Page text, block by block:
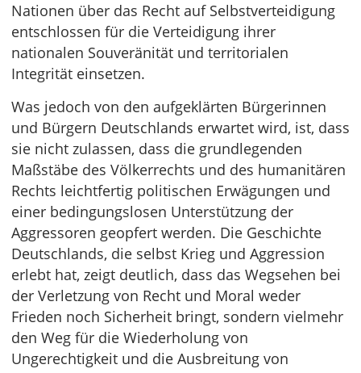
Nationen über das Recht auf Selbstverteidigung
entschlossen für die Verteidigung ihrer
nationalen Souveränität und territorialen
Integrität einsetzen.
Was jedoch von den aufgeklärten Bürgerinnen
und Bürgern Deutschlands erwartet wird, ist, dass
sie nicht zulassen, dass die grundlegenden
Maßstäbe des Völkerrechts und des humanitären
Rechts leichtfertig politischen Erwägungen und
einer bedingungslosen Unterstützung der
Aggressoren geopfert werden. Die Geschichte
Deutschlands, die selbst Krieg und Aggression
erlebt hat, zeigt deutlich, dass das Wegsehen bei
der Verletzung von Recht und Moral weder
Frieden noch Sicherheit bringt, sondern vielmehr
den Weg für die Wiederholung von
Ungerechtigkeit und die Ausbreitung von